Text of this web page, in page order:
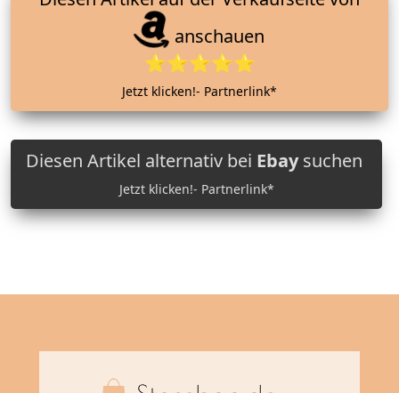
anschauen
⭐⭐⭐⭐⭐
Jetzt klicken!- Partnerlink*
Diesen Artikel alternativ bei Ebaysuchen
Jetzt klicken!- Partnerlink*